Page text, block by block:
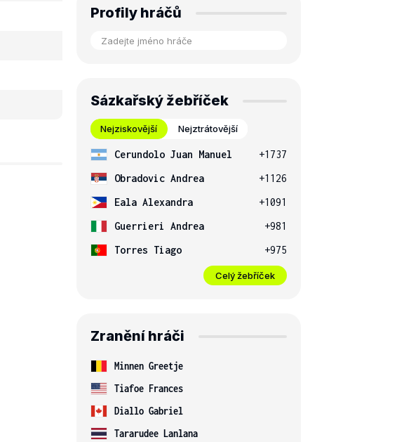
Profily hráčů
Sázkařský žebříček
Nejziskovější Nejztrátovější
Cerundolo Juan Manuel
+1737
Obradovic Andrea
+1126
Eala Alexandra
+1091
Guerrieri Andrea
+981
Torres Tiago
+975
Celý žebříček
Zranění hráči
Minnen Greetje
Tiafoe Frances
Diallo Gabriel
Tararudee Lanlana